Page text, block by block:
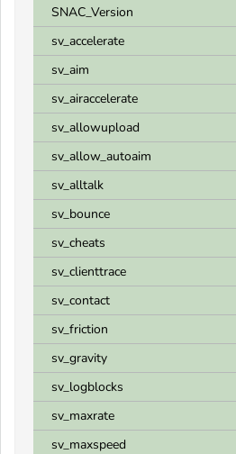
SNAC_Version
sv_accelerate
sv_aim
sv_airaccelerate
sv_allowupload
sv_allow_autoaim
sv_alltalk
sv_bounce
sv_cheats
sv_clienttrace
sv_contact
sv_friction
sv_gravity
sv_logblocks
sv_maxrate
sv_maxspeed